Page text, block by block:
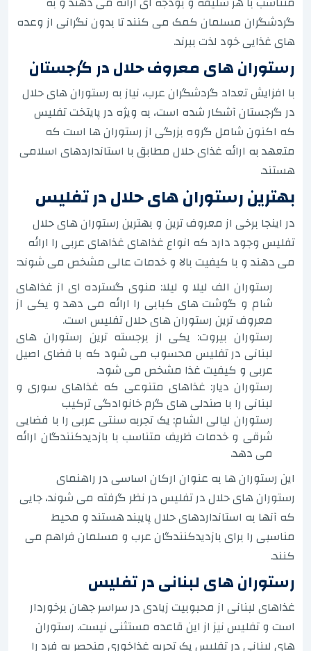
گردشگران مسلمان کمک می کنند تا بدون نگرانی از وعده
های غذایی خود لذت ببرند.
رستوران های معروف حلال در گرجستان
با افزایش تعداد گردشگران عرب، نیاز به رستوران های حلال
در گرجستان آشکار شده است، به ویژه در پایتخت تفلیس
که اکنون شامل گروه بزرگی از رستوران ها است که
متعهد به ارائه غذای حلال مطابق با استانداردهای اسلامی
هستند.
بهترین رستوران های حلال در تفلیس
در اینجا برخی از معروف ترین و بهترین رستوران های حلال
تفلیس وجود دارد که انواع غذاهای غذاهای عربی را ارائه
می دهند و با کیفیت بالا و خدمات عالی مشخص می شوند:
رستوران الف لیلا و لیلا: منوی گسترده ای از غذاهای
شام و گوشت های کبابی را ارائه می دهد و یکی از
معروف ترین رستوران های حلال تفلیس است.
رستوران بیروت: یکی از برجسته ترین رستوران های
لبنانی در تفلیس محسوب می شود که با فضای اصیل
عربی و کیفیت غذا مشخص می شود.
رستوران دیار: غذاهای متنوعی که غذاهای سوری و
لبنانی را با صندلی های گرم خانوادگی ترکیب
رستوران لیالی الشام: یک تجربه سنتی عربی را با فضایی
شرقی و خدمات ظریف متناسب با بازدیدکنندگان ارائه
می دهد.
این رستوران ها به عنوان ارکان اساسی در راهنمای
رستوران های حلال در تفلیس در نظر گرفته می شوند، جایی
که آنها به استانداردهای حلال پایبند هستند و محیط
مناسبی را برای بازدیدکنندگان عرب و مسلمان فراهم می
کنند.
رستوران های لبنانی در تفلیس
غذاهای لبنانی از محبوبیت زیادی در سراسر جهان برخوردار
است و تفلیس نیز از این قاعده مستثنی نیست. رستوران
های لبنانی در تفلیس یک تجربه غذاخوری منحصر به فرد را